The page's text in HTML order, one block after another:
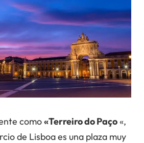
como«Terreiro do Paço«,
de Lisboa es una plaza muy